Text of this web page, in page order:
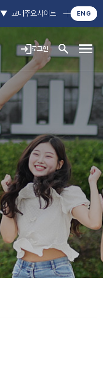
▼ 교내주요사이트 ENG
로그인 사이